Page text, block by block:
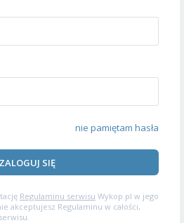
nie pamiętam hasła
ZALOGUJ SIĘ
Regulaminu serwisu Wykop.pl w jego
akceptujesz Regulaminu w całości,